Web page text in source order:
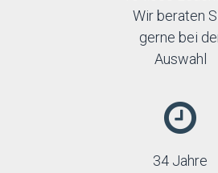
Wir beraten
gerne bei
Auswahl
34 Jahre